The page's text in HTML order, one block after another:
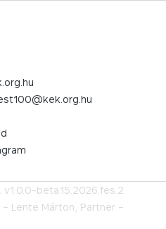
v1.0.0-beta.15.2026.fes.2
Lente Márton, Partner –